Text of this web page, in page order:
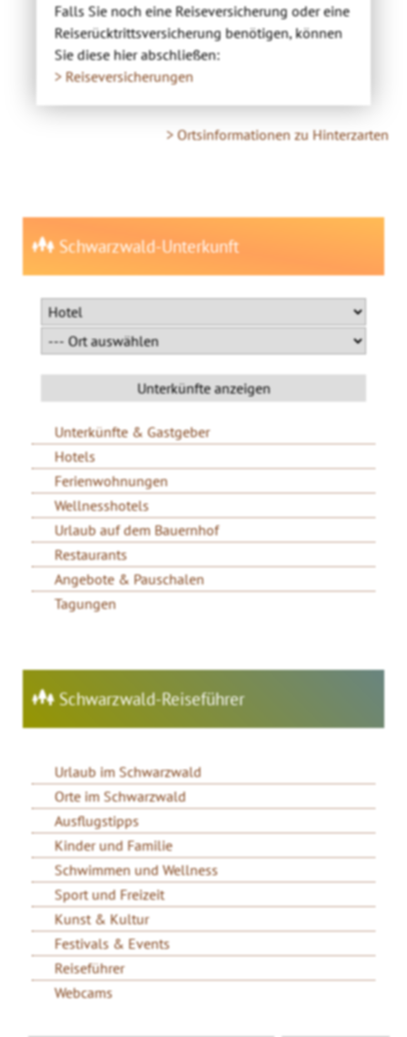
Falls Sie noch eine Reiseversicherung oder eine
Reiserücktrittsversicherung benötigen, können
Sie diese hier abschließen:
> Reiseversicherungen
> Ortsinformationen zu Hinterzarten
Schwarzwald-Unterkunft
Unterkünfte & Gastgeber
Hotels
Ferienwohnungen
Wellnesshotels
Urlaub auf dem Bauernhof
Restaurants
Angebote & Pauschalen
Tagungen
Schwarzwald-Reiseführer
Urlaub im Schwarzwald
Orte im Schwarzwald
Ausflugstipps
Kinder und Familie
Schwimmen und Wellness
Sport und Freizeit
Kunst & Kultur
Festivals & Events
Reiseführer
Webcams